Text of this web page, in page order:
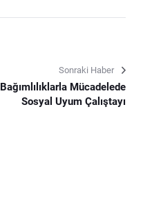
Sonraki Haber
Bağımlılıklarla Mücadelede
Sosyal Uyum Çalıştayı